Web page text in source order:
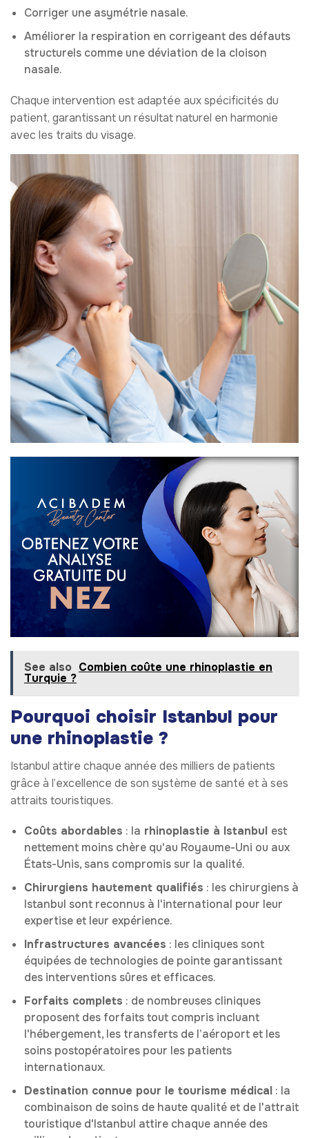
Corriger une asymétrie nasale.
Améliorer la respiration en corrigeant des défauts
structurels comme une déviation de la cloison
nasale.
Chaque intervention est adaptée aux spécificités du
patient, garantissant un résultat naturel en harmonie
avec les traits du visage.
See also Combien coûte une rhinoplastie en
Turquie ?
Pourquoi choisir Istanbul pour
une rhinoplastie ?
Istanbul attire chaque année des milliers de patients
grâce à l’excellence de son système de santé et à ses
attraits touristiques.
Coûts abordables : la rhinoplastie à Istanbul est
nettement moins chère qu'au Royaume-Uni ou aux
États-Unis, sans compromis sur la qualité.
Chirurgiens hautement qualifiés : les chirurgiens à
Istanbul sont reconnus à l'international pour leur
expertise et leur expérience.
Infrastructures avancées : les cliniques sont
équipées de technologies de pointe garantissant
des interventions sûres et efficaces.
Forfaits complets : de nombreuses cliniques
proposent des forfaits tout compris incluant
l'hébergement, les transferts de l’aéroport et les
soins postopératoires pour les patients
internationaux.
Destination connue pour le tourisme médical : la
combinaison de soins de haute qualité et de l'attrait
touristique d'Istanbul attire chaque année des